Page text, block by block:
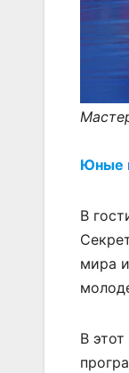
Юные
В
мира
В